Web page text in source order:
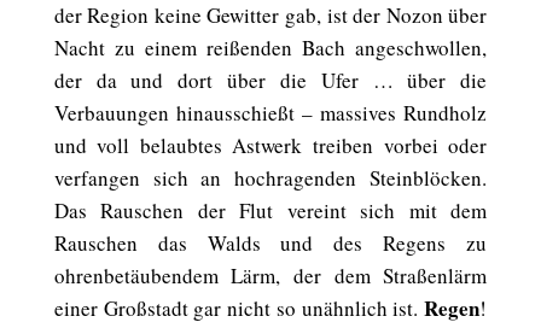
der Region keine Gewitter gab, ist der Nozon über
Nacht zu einem reißenden Bach angeschwollen,
der da und dort über die Ufer … über die
Verbauungen hinausschießt – massives Rundholz
und voll belaubtes Astwerk treiben vorbei oder
verfangen sich an hochragenden Steinblöcken.
Das Rauschen der Flut vereint sich mit dem
Rauschen das Walds und des Regens zu
ohrenbetäubendem Lärm, der dem Straßenlärm
einer Großstadt gar nicht so unähnlich ist.Regen!